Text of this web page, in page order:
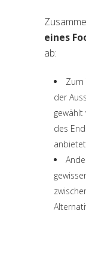
eines
ab:
Zum
der
des